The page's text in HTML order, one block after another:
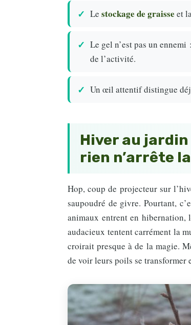
Le stockage de graisse et la
Le gel n’est pas un
de l’activité.
Un œil attentif distingue
Hiver au
rien n’arrête
Hop, coup de projecteur sur
saupoudré de givre. Pourtant,
animaux entrent en hibernation,
audacieux tentent carrément la
croirait presque à de la magie.
de voir leurs poils se